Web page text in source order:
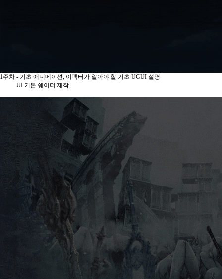
1주차 - 기초 애니메이션, 이펙터가 알아야 할 기초 UGUI 설명
UI 기본 쉐이더 제작